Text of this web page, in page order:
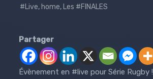
#Live, home, Les #FINALES
Partager
Évènement en #live pour Série Rugby !